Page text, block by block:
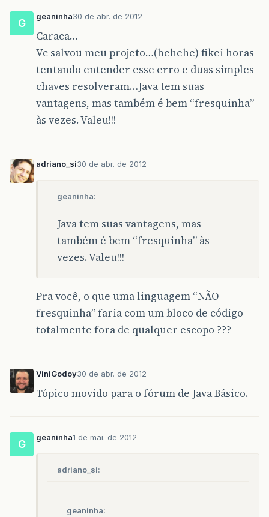
G
geaninha30 de abr. de 2012
Caraca…
Vc salvou meu projeto…(hehehe) fikei horas
tentando entender esse erro e duas simples
chaves resolveram…Java tem suas
vantagens, mas também é bem “fresquinha”
às vezes. Valeu!!!
adriano_si30 de abr. de 2012
geaninha:
Java tem suas vantagens, mas
também é bem “fresquinha” às
vezes. Valeu!!!
Pra você, o que uma linguagem “NÃO
fresquinha” faria com um bloco de código
totalmente fora de qualquer escopo ???
ViniGodoy30 de abr. de 2012
Tópico movido para o fórum de Java Básico.
G
geaninha1 de mai. de 2012
adriano_si:
geaninha: